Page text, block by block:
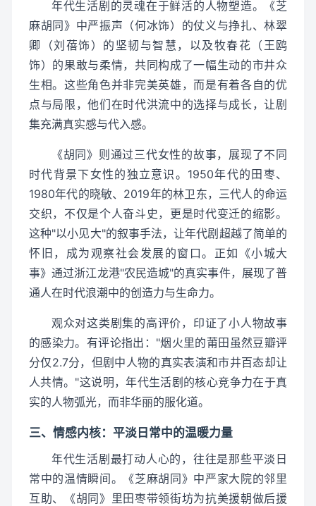
年代生活剧的灵魂在于鲜活的人物塑造。《芝
麻胡同》中严振声（何冰饰）的仗义与挣扎、林翠
卿（刘蓓饰）的坚韧与智慧，以及牧春花（王鸥
饰）的果敢与柔情，共同构成了一幅生动的市井众
生相。这些角色并非完美英雄，而是有着各自的优
点与局限，他们在时代洪流中的选择与成长，让剧
集充满真实感与代入感。
《胡同》则通过三代女性的故事，展现了不同
时代背景下女性的独立意识。1950年代的田枣、
1980年代的晓敏、2019年的林卫东，三代人的命运
交织，不仅是个人奋斗史，更是时代变迁的缩影。
这种"以小见大"的叙事手法，让年代剧超越了简单的
怀旧，成为观察社会发展的窗口。正如《小城大
事》通过浙江龙港"农民造城"的真实事件，展现了普
通人在时代浪潮中的创造力与生命力。
观众对这类剧集的高评价，印证了小人物故事
的感染力。有评论指出："烟火里的莆田虽然豆瓣评
分仅2.7分，但剧中人物的真实表演和市井百态却让
人共情。"这说明，年代生活剧的核心竞争力在于真
实的人物弧光，而非华丽的服化道。
三、情感内核：平淡日常中的温暖力量
年代生活剧最打动人心的，往往是那些平淡日
常中的温情瞬间。《芝麻胡同》中严家大院的邻里
互助、《胡同》里田枣带领街坊为抗美援朝做后援